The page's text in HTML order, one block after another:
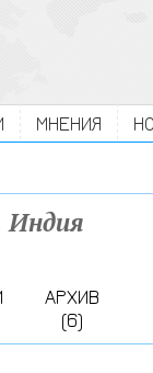
МНЕНИЯ
Индия
АРХИВ
(6)